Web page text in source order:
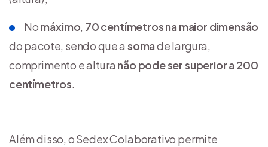
Nomáximo, 70 centímetros na maior dimensão
do pacote, sendo que a somade largura,
comprimento e altura não pode ser superior a 200
centímetros.
Além disso, o Sedex Colaborativo permite